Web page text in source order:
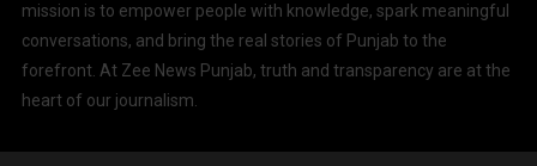
mission is to empower people with knowledge, spark meaningful
conversations, and bring the real stories of Punjab to the
forefront. At Zee News Punjab, truth and transparency are at the
heart of our journalism.